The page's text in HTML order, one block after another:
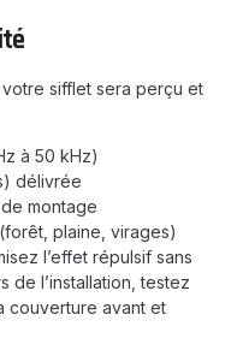
sifflet sera perçu et
à 50 kHz)
délivrée
de montage
plaine, virages)
l’effet répulsif sans
de l’installation, testez
couverture avant et